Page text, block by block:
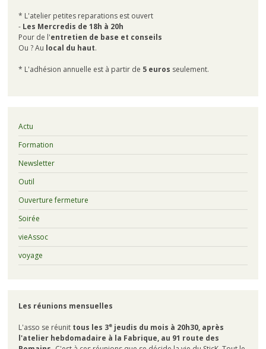
* L'atelier petites reparations est ouvert
- Les Mercredis de 18h à 20h
Pour de l'entretien de base et conseils
Ou ? Au local du haut.
* L'adhésion annuelle est à partir de 5 euros seulement.
Actu
Formation
Newsletter
Outil
Ouverture fermeture
Soirée
vieAssoc
voyage
Les réunions mensuelles
L'asso se réunit tous les 3ejeudis du mois à 20h30, après
l'atelier hebdomadaire à la Fabrique, au 91 route des